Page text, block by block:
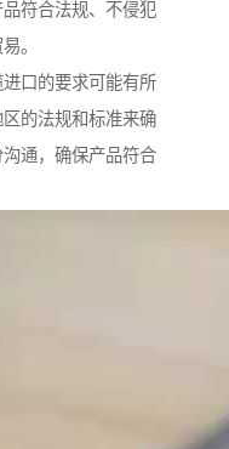
符合法规、不侵犯
。
口的要求可能有所
的法规和标准来确
通，确保产品符合